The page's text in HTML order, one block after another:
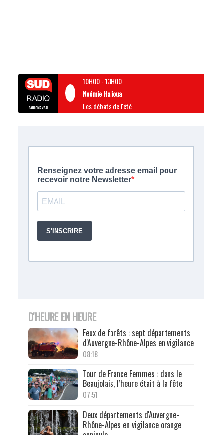
10H00-13H00
Noémie Halioua
Les débats de l'été
D'HEURE EN HEURE
Feux de forêts : sept départements
d'Auvergne-Rhône-Alpes en vigilance
08:18
Tour de France Femmes : dans le
Beaujolais, l’heure était à la fête
07:51
Deux départements d'Auvergne-
Rhône-Alpes en vigilance orange